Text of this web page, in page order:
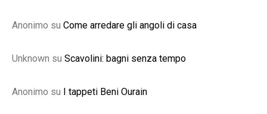
Anonimo su Come arredare gli angoli di casa
Unknown su Scavolini: bagni senza tempo
Anonimo su I tappeti Beni Ourain